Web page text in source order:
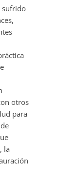
sufrido
otros
para
la